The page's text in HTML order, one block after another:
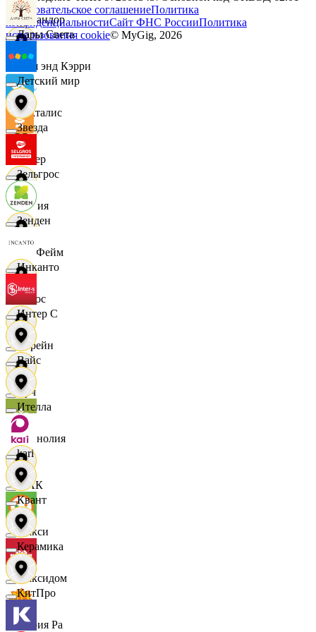
Командор
Кэш энд Кэрри
Лакталис
Левер
Линия
ЛисФейм
Логос
Лорейн
Луч
Магнолия
МАК
Макси
Максидом
Мария Ра
Дары Света
Детский мир
Звезда
Зельгрос
Зенден
Инканто
Интер С
Вайс
Ителла
kari
Квант
Керамика
КитПро
Пользовательское соглашениеПолитика
конфиденциальностиСайт ФНС РоссииПолитика
использования cookie© MyGig, 2026